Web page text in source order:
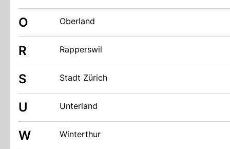
O Oberland
R Rapperswil
S Stadt Zürich
U Unterland
W Winterthur